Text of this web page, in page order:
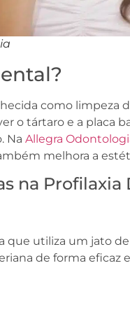
como limpeza
o tártaro e a placa
Na Allegra
melhora a
na Profilaxia
utiliza um jato
de forma eficaz